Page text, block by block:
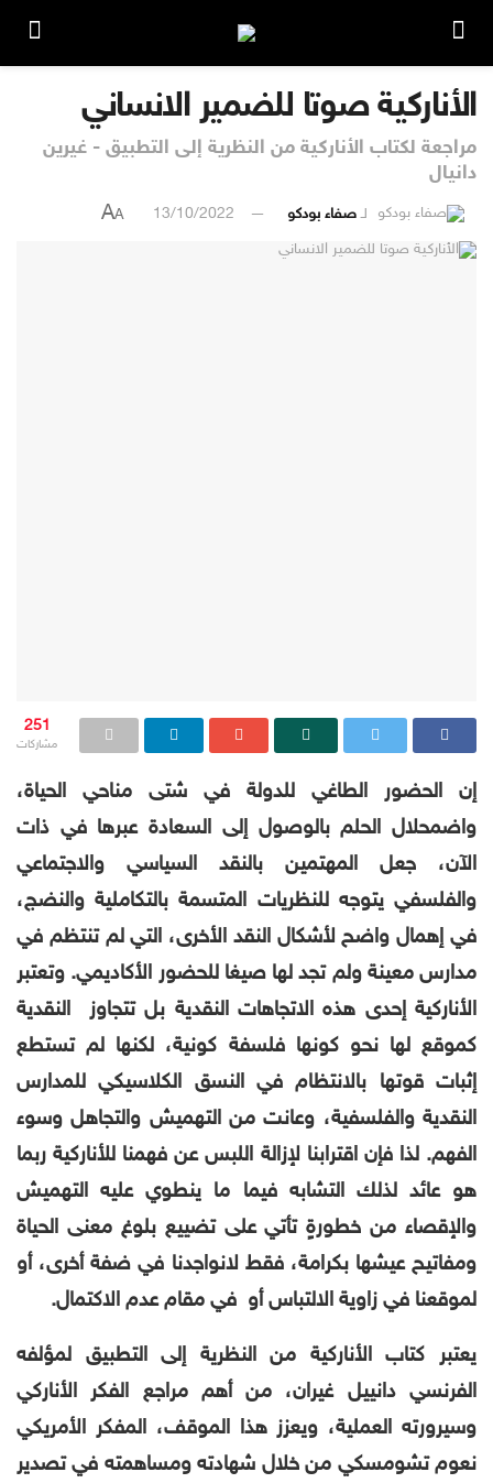
الأناركية صوتا للضمير الانساني
مراجعة لكتاب الأناركية من النظرية إلى التطبيق - غيرين
دانيال
لـ صفاء بودكو 13/10/2022
A
A
251
مشاركات
إن الحضور الطاغي للدولة في شتى مناحي الحياة،
واضمحلال الحلم بالوصول إلى السعادة عبرها في ذات
الآن، جعل المهتمين بالنقد السياسي والاجتماعي
والفلسفي يتوجه للنظريات المتسمة بالتكاملية والنضج،
في إهمال واضح لأشكال النقد الأخرى، التي لم تنتظم في
مدارس معينة ولم تجد لها صيغا للحضور الأكاديمي. وتعتبر
الأناركية إحدى هذه الاتجاهات النقدية بل تتجاوز النقدية
كموقع لها نحو كونها فلسفة كونية، لكنها لم تستطع
إثبات قوتها بالانتظام في النسق الكلاسيكي للمدارس
النقدية والفلسفية، وعانت من التهميش والتجاهل وسوء
الفهم. لذا فإن اقترابنا لإزالة اللبس عن فهمنا للأناركية ربما
هو عائد لذلك التشابه فيما ما ينطوي عليه التهميش
والإقصاء من خطورةٍ تأتي على تضييع بلوغ معنى الحياة
ومفاتيح عيشها بكرامة، فقط لانواجدنا في ضفة أخرى، أو
لموقعنا في زاوية الالتباس أو في مقام عدم الاكتمال.
يعتبر كتاب الأناركية من النظرية إلى التطبيق لمؤلفه
الفرنسي دانييل غيران، من أهم مراجع الفكر الأناركي
وسيرورته العملية، ويعزز هذا الموقف، المفكر الأمريكي
نعوم تشومسكي من خلال شهادته ومساهمته في تصدير